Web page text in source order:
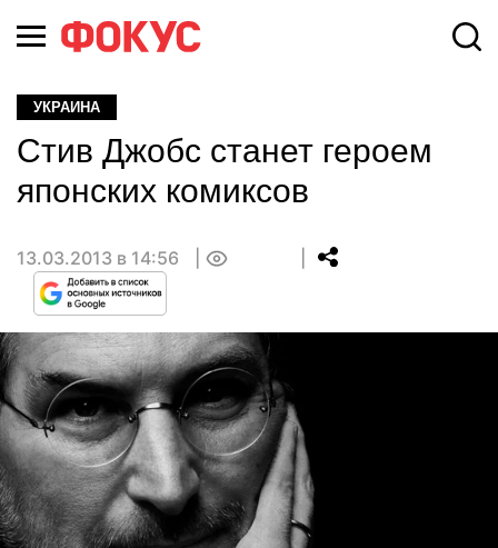
УКРАИНА
Стив Джобс станет героем
японских комиксов
13.03.2013 в 14:56